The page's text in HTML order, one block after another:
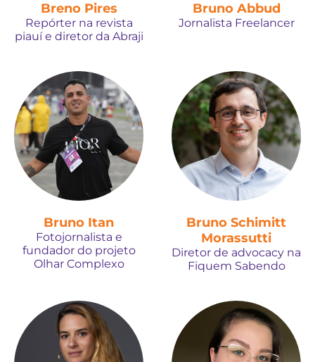
Breno Pires
Repórter na revista
piauí e diretor da Abraji
Bruno Abbud
Jornalista Freelancer
Bruno Itan
Fotojornalista e
fundador do projeto
Olhar Complexo
Bruno Schimitt
Morassutti
Diretor de advocacy na
Fiquem Sabendo